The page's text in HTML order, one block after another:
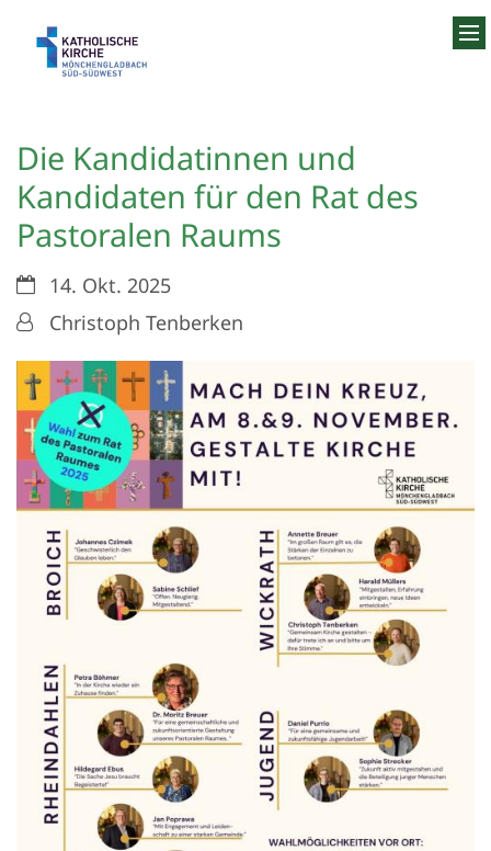
Die Kandidatinnen und
Kandidaten für den Rat des
Pastoralen Raums
Datum:14. Okt. 2025
Von:Christoph Tenberken